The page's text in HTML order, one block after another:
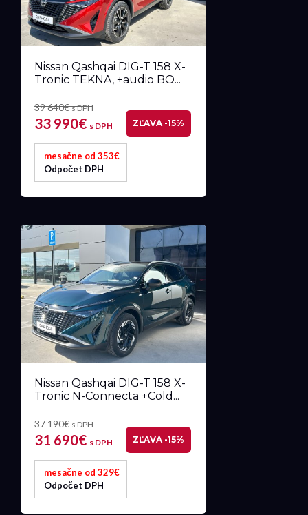
Nissan Qashqai DIG-T 158 X-
Tronic TEKNA, +audio BO...
39 640€s DPH
33 990€ s DPH ZĽAVA -15%
mesačne od 353€
Odpočet DPH
Nissan Qashqai DIG-T 158 X-
Tronic N-Connecta +Cold...
37 190€s DPH
31 690€ s DPH ZĽAVA -15%
mesačne od 329€
Odpočet DPH